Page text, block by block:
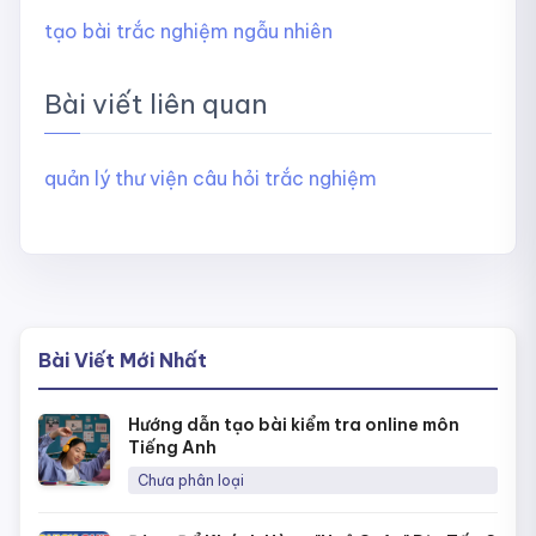
tạo bài trắc nghiệm ngẫu nhiên
Bài viết liên quan
quản lý thư viện câu hỏi trắc nghiệm
Bài Viết Mới Nhất
Hướng dẫn tạo bài kiểm tra online môn
Tiếng Anh
Chưa phân loại